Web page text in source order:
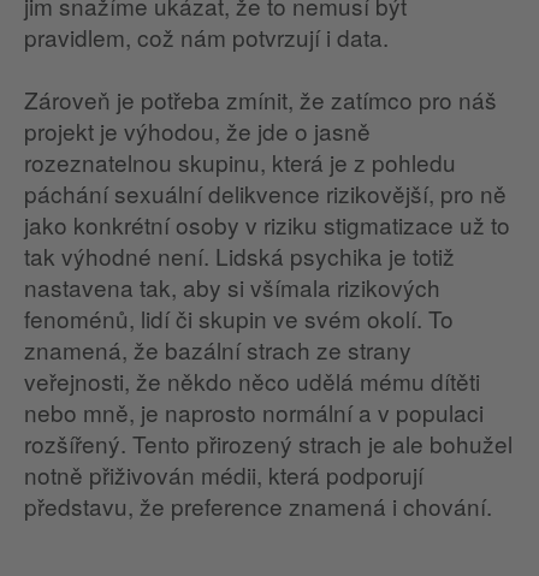
pravidlem, což nám potvrzují i data.
Zároveň je potřeba zmínit, že zatímco pro náš
projekt je výhodou, že jde o jasně
rozeznatelnou skupinu, která je z pohledu
páchání sexuální delikvence rizikovější, pro ně
jako konkrétní osoby v riziku stigmatizace už to
tak výhodné není. Lidská psychika je totiž
nastavena tak, aby si všímala rizikových
fenoménů, lidí či skupin ve svém okolí. To
znamená, že bazální strach ze strany
veřejnosti, že někdo něco udělá mému dítěti
nebo mně, je naprosto normální a v populaci
rozšířený. Tento přirozený strach je ale bohužel
notně přiživován médii, která podporují
představu, že preference znamená i chování.